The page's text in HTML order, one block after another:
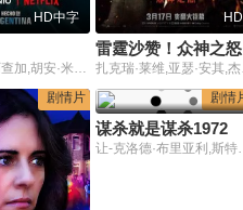
HD中字
玛卡瑞娜·阿查加,胡安·米努欣,迭戈·佩雷蒂
HD
雷霆沙赞！众神之怒
扎克瑞·莱维,亚瑟·安其,杰克·迪伦·格雷泽
剧情片 剧情
谋杀就是谋杀1972
让-克洛